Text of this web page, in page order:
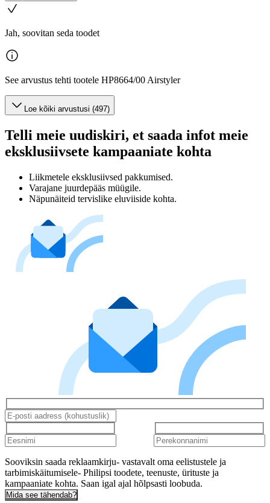
Jah, soovitan seda toodet
See arvustus tehti tootele HP8664/00 Airstyler
Loe kõiki arvustusi (497)
Telli meie uudiskiri, et saada infot meie
eksklusiivsete kampaaniate kohta
Liikmetele eksklusiivsed pakkumised.
Varajane juurdepääs müügile.
Näpunäiteid tervislike eluviiside kohta.
Sooviksin saada reklaamkirju- vastavalt oma eelistustele ja
tarbimiskäitumisele- Philipsi toodete, teenuste, ürituste ja
kampaaniate kohta. Saan igal ajal hõlpsasti loobuda.
Mida see tähendab?